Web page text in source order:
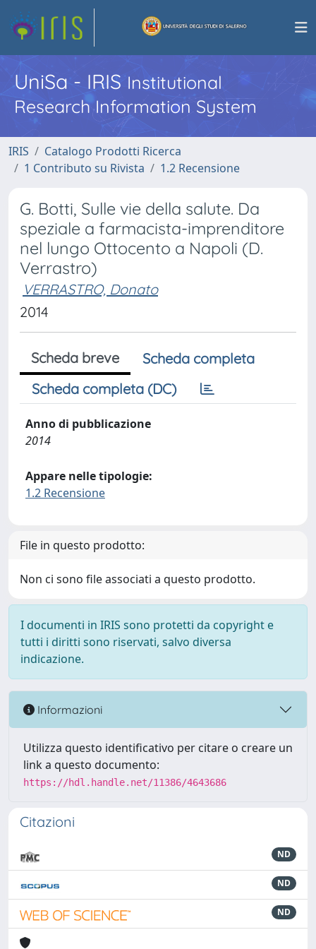
UniSa - IRISInstitutional
Research Information System
IRIS
Catalogo Prodotti Ricerca
1 Contributo su Rivista
1.2 Recensione
G. Botti, Sulle vie della salute. Da
speziale a farmacista-imprenditore
nel lungo Ottocento a Napoli (D.
Verrastro)
VERRASTRO, Donato
2014
Scheda breve
Scheda completa
Scheda completa (DC)
Anno di pubblicazione
2014
Appare nelle tipologie:
1.2 Recensione
File in questo prodotto:
Non ci sono file associati a questo prodotto.
I documenti in IRIS sono protetti da copyright e
tutti i diritti sono riservati, salvo diversa
indicazione.
Informazioni
Utilizza questo identificativo per citare o creare un
link a questo documento:
https://hdl.handle.net/11386/4643686
Citazioni
ND
ND
ND